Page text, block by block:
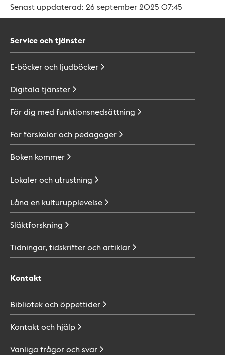
Senast uppdaterad: 26 september 2025 07:45
Service och tjänster
E-böcker och ljudböcker
Digitala tjänster
För dig med funktionsnedsättning
För förskolor och pedagoger
Boken kommer
Lokaler och utrustning
Låna en kulturupplevelse
Släktforskning
Tidningar, tidskrifter ochartiklar
Kontakt
Bibliotek ochöppettider
Kontakt och hjälp
Vanliga frågor ochsvar